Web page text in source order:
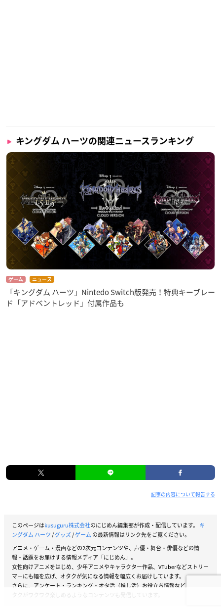
キングダム ハーツの関連ニュースランキング
ゲーム ニュース
「キングダム ハーツ」Nintedo Switch版発売！特典キーブレー
ド「アドベントレッド」付属作品も
記事の内容について報告する
このページはkusuguru株式会社のにじめん編集部が作成・配信しています。 キ
ングダム ハーツ/グッズ/ゲーム の最新情報はリンク先をご覧ください。
アニメ・ゲーム・漫画などの2次元コンテンツや、声優・舞台・俳優などの情
報・話題をお届けする情報メディア「にじめん」。
女性向けアニメをはじめ、少年アニメやキャラクター作品、VTuberなどストリー
マーにも幅を広げ、オタクが気になる情報を幅広くお届けしています。
さらに、アンケート・ランキング・オタ活（推し活）お役立ち情報など、女性オ
タクがワクワク楽しめるようなコンテンツも発信しています。